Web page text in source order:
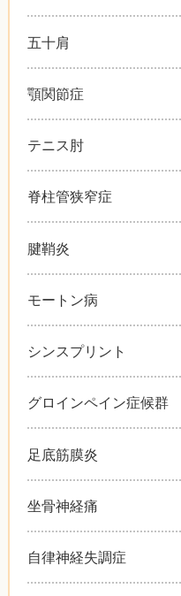
五十肩
顎関節症
テニス肘
脊柱管狭窄症
腱鞘炎
モートン病
シンスプリント
グロインペイン症候群
足底筋膜炎
坐骨神経痛
自律神経失調症